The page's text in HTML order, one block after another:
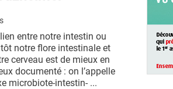
entre notre intestin ou
notre flore intestinale et
cerveau est de mieux en
documenté : on l’appelle
microbiote-intestin- ...